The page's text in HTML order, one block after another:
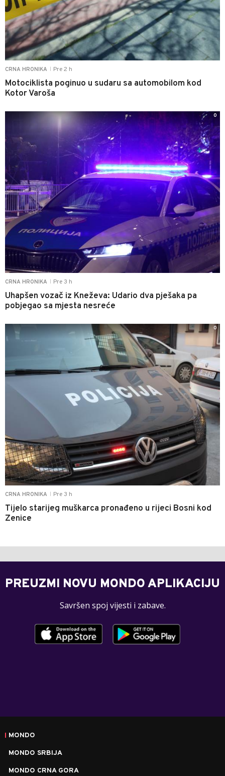
CRNA HRONIKA Pre 2 h
Motociklista poginuo u sudaru sa automobilom kod
Kotor Varoša
CRNA HRONIKA Pre 3 h
Uhapšen vozač iz Kneževa: Udario dva pješaka pa
pobjegao sa mjesta nesreće
0
CRNA HRONIKA Pre 3 h
Tijelo starijeg muškarca pronađeno u rijeci Bosni kod
Zenice
0
PREUZMI NOVU MONDO APLIKACIJU
Savršen spoj vijesti i zabave.
MONDO
MONDO SRBIJA
MONDO CRNA GORA